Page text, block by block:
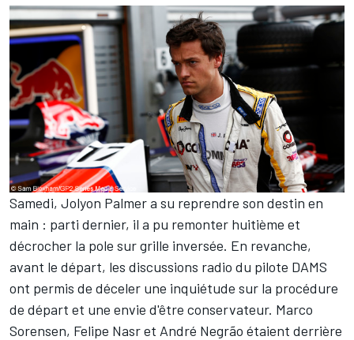
Samedi, Jolyon Palmer a su reprendre son destin en
main : parti dernier, il a pu remonter huitième et
décrocher la pole sur grille inversée. En revanche,
avant le départ, les discussions radio du pilote DAMS
ont permis de déceler une inquiétude sur la procédure
de départ et une envie d'être conservateur. Marco
Sorensen, Felipe Nasr et André Negrão étaient derrière